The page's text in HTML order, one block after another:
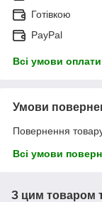
Готівкою
PayPal
Всі умови оплати
Умови
Повернення
Всі умови
З цим товаром